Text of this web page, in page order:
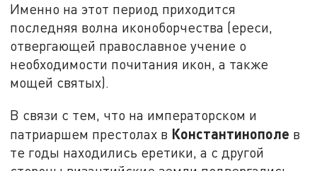
Именно на этот период приходится
последняя волна иконоборчества (ереси,
отвергающей православное учение о
необходимости почитания икон, а также
мощей святых).
В связи с тем, что на императорском и
патриаршем престолах в Константинополе в
те годы находились еретики, а с другой